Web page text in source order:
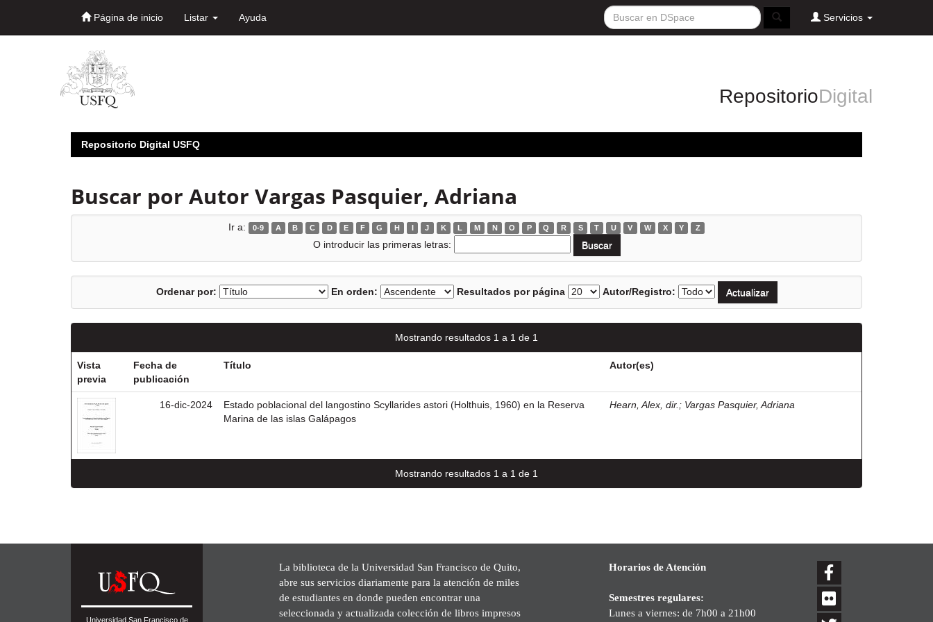
Página de inicio Listar Ayuda Servicios
RepositorioDigital
Repositorio Digital USFQ
Buscar por Autor Vargas Pasquier, Adriana
Ir a: 0-9 A B C D E F G H I J K L M N O P Q R S T U V W X Y Z
O introducir las primeras letras:
Ordenar por: En orden: Resultados por página Autor/Registro:
Mostrando resultados 1 a 1 de 1
Vista
previa
Fecha de
publicación
Título Autor(es)
16-dic-2024
Estado poblacional del langostino Scyllarides astori (Holthuis, 1960) en la Reserva
Marina de las islas Galápagos
Hearn, Alex, dir. ; Vargas Pasquier, Adriana
Mostrando resultados 1 a 1 de 1
Universidad San Francisco de
La biblioteca de la Universidad San Francisco de Quito,
abre sus servicios diariamente para la atención de miles
de estudiantes en donde pueden encontrar una
seleccionada y actualizada colección de libros impresos
Horarios de Atención
Semestres regulares:
Lunes a viernes: de 7h00 a 21h00